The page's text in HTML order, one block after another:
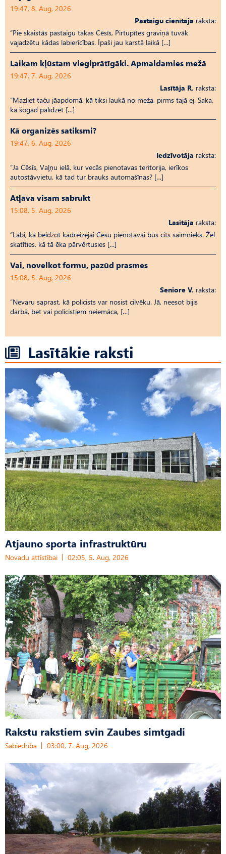
19:47, 8. Aug, 2026
Pastaigu cienītāja raksta:
“Pie skaistās pastaigu takas Cēsīs, Pirtupītes graviņā tuvāk
vajadzētu kādas labierīcības. Īpaši jau karstā laikā […]
Laikam kļūstam vieglprātīgāki. Apmaldamies mežā
19:47, 7. Aug, 2026
Lasītāja R. raksta:
“Mazliet taču jāapdomā, kā tiksi laukā no meža, pirms tajā ej. Saka,
ka šogad palīdzēt […]
Kā organizēs satiksmi?
19:47, 6. Aug, 2026
Iedzīvotāja raksta:
“Ja Cēsīs, Vaļņu ielā, kur vecās pienotavas teritorija, ierīkos
autostāvvietu, kā tad tur brauks automašīnas? […]
Atļāva visam sabrukt
15:08, 5. Aug, 2026
Lasītāja raksta:
“Labi, ka beidzot kādreizējai Cēsu pienotavai būs cits saimnieks. Žēl
skatīties, kā tā ēka pārvērtusies […]
Vai, novelkot formu, pazūd prasmes
15:08, 5. Aug, 2026
Seniore V. raksta:
“Nevaru saprast, kā policists var nosist cilvēku. Jā, neesot bijis
darbā, bet vai policistiem neiemāca, […]
Lasītākie raksti
Atjauno sporta infrastruktūru
Novadu attīstībai 02:05, 5. Aug, 2026
Rakstu rakstiem svin Zaubes simtgadi
Sabiedrība 03:00, 7. Aug, 2026